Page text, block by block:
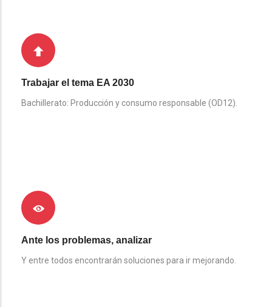
Trabajar el tema EA 2030
Bachillerato: Producción y consumo responsable (OD12).
Ante los problemas, analizar
Y entre todos encontrarán soluciones para ir mejorando.